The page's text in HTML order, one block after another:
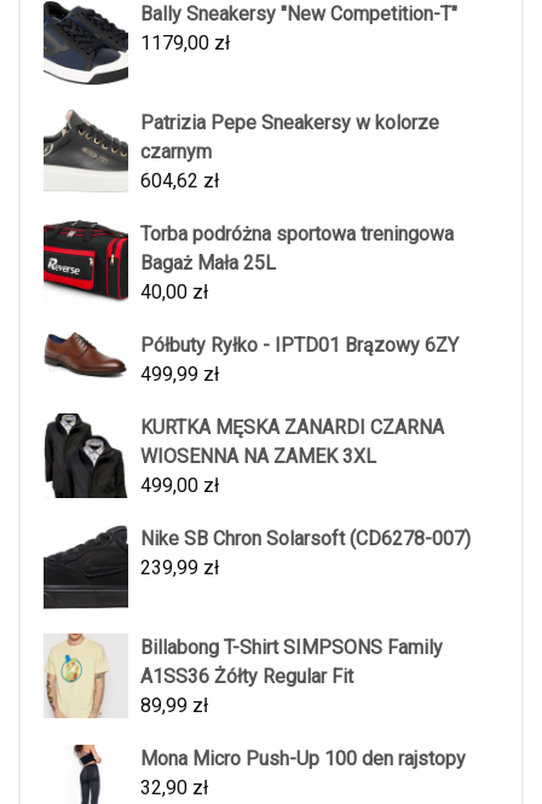
Bally Sneakersy "New Competition-T"
1179,00 zł
Patrizia Pepe Sneakersy w kolorze
czarnym
604,62 zł
Torba podróżna sportowa treningowa
Bagaż Mała 25L
40,00 zł
Półbuty Ryłko - IPTD01 Brązowy 6ZY
499,99 zł
KURTKA MĘSKA ZANARDI CZARNA
WIOSENNA NA ZAMEK 3XL
499,00 zł
Nike SB Chron Solarsoft (CD6278-007)
239,99 zł
Billabong T-Shirt SIMPSONS Family
A1SS36 Żółty Regular Fit
89,99 zł
Mona Micro Push-Up 100 den rajstopy
32,90 zł